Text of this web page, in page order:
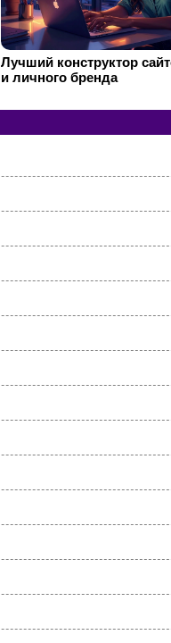
Лучший конструктор
и личного бренда